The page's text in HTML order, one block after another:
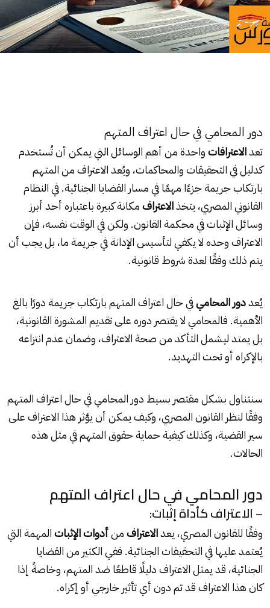
دور المحامي في حال اعتراف المتهم
تعدالاعترافاتواحدة من أهم الوسائل التي يمكن أن تُستخدم
كدليل في التحقيقات والمحاكمات، ويُعد الاعتراف من المتهم
بارتكاب جريمة جزءًا مهمًا في مسار القضايا الجنائية. في النظام
القانوني المصري، يتخذالاعترافمكانة كبيرة باعتباره أحد أبرز
وسائل الإثبات في محكمة القانون. ولكن في الوقت نفسه، فإن
الاعتراف وحده لا يكفي لتأسيس الإدانة في جريمة ما، بل يجب أن
يتم ذلك وفقًا لعدة شروط قانونية.
يُعددور المحاميفي حال اعتراف المتهم بارتكاب جريمة دورًا بالغ
الأهمية. فالمحامي لا يقتصر دوره على تقديم المشورة القانونية،
بل يمتد ليشمل التأكد من صحة الاعتراف، وضمان عدم انتزاعه
بالإكراه أو تحت التهديد.
سنتناول بشكل مقتصر بسيط دور المحاميفي حال اعتراف المتهم
وفقًا لنظر القانون المصري، وكيف يمكن أن يؤثر هذا الاعتراف على
سير القضية، وكذلك كيفية حماية حقوق المتهم في مثل هذه
الحالات.
دور المحامي في حال اعتراف المتهم
– الاعتراف كأداة إثبات:
وفقًا للقانون المصري، يعدالاعترافمنأدوات الإثباتالمهمة التي
يُعتمد عليها في التحقيقات الجنائية. ففي الكثير من القضايا
الجنائية، قد يمثل الاعتراف دليلًا قاطعًا ضد المتهم، وخاصةً إذا
كان هذا الاعتراف قد تم دون أي تأثير خارجي أو إكراه.